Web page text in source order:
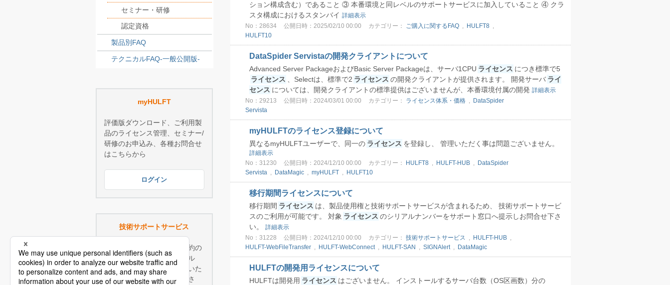
セミナー・研修
認定資格
製品別FAQ
テクニカルFAQ-一般公開版-
myHULFT
評価版ダウンロード、ご利用製
品のライセンス管理、セミナー/
研修のお申込み、各種お問合せ
はこちらから
ログイン
技術サポートサービス
技術サポートサービスご契約の
お客様へ：豊富なテクニカル
FAQやマニュアル等を閲覧いた
だけます。是非ご利用くださ
ション構成含む）であること ③ 本番環境と同レベルのサポートサービスに加入していること ④ クラ
スタ構成におけるスタンバイ 詳細表示
No：28634 公開日時：2025/02/10 00:00 カテゴリー： ご購入に関するFAQ , HULFT8 ,
HULFT10
DataSpider Servistaの開発クライアントについて
Advanced Server PackageおよびBasic Server Packageは、サーバ1CPU ライセンス につき標準で5
ライセンス
、Selectは、標準で2 ライセンス の開発クライアントが提供されます。 開発サーバ ライ
センス については、開発クライアントの標準提供はございませんが、本番環境付属の開発 詳細表示
No：29213 公開日時：2024/03/01 00:00 カテゴリー： ライセンス体系・価格 , DataSpider
Servista
myHULFTのライセンス登録について
異なるmyHULFTユーザーで、同一の ライセンス を登録し、 管理いただく事は問題ございません。
詳細表示
No：31230 公開日時：2024/12/10 00:00 カテゴリー： HULFT8 , HULFT-HUB , DataSpider
Servista , DataMagic , myHULFT , HULFT10
移行期間ライセンスについて
移行期間 ライセンス は、製品使用権と技術サポートサービスが含まれるため、 技術サポートサービ
スのご利用が可能です。 対象 ライセンス のシリアルナンバーをサポート窓口へ提示しお問合せ下さ
い。
詳細表示
No：31228 公開日時：2024/12/10 00:00 カテゴリー： 技術サポートサービス , HULFT-HUB ,
HULFT-WebFileTransfer , HULFT-WebConnect, HULFT-SAN , SIGNAlert, DataMagic
HULFTの開発用ライセンスについて
HULFTは開発用 ライセンス はございません。 インストールするサーバ台数（OS区画数）分の